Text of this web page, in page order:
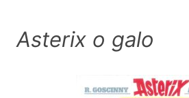
Asterix o galo